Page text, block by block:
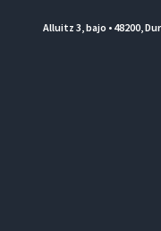
Alluitz 3, bajo • 48200,